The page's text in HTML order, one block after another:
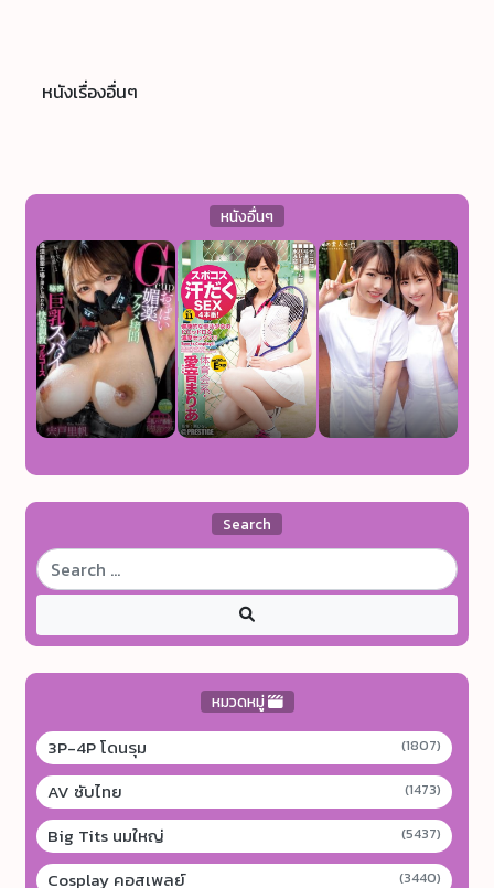
หนังเรื่องอื่นๆ
หนังอื่นๆ
Search
หมวดหมู่
3P-4P โดนรุม (1807)
AV ซับไทย (1473)
Big Tits นมใหญ่ (5437)
Cosplay คอสเพลย์ (3440)